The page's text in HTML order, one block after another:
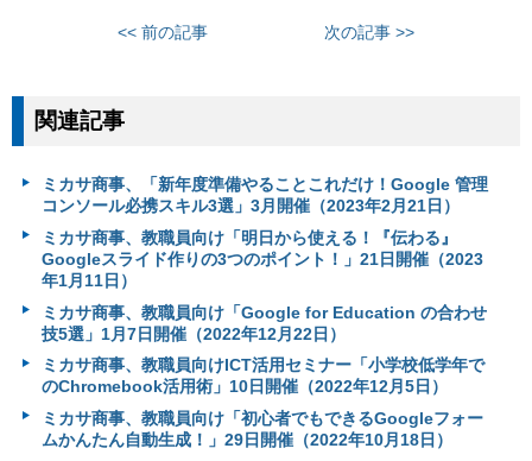
<< 前の記事 次の記事 >>
関連記事
ミカサ商事、「新年度準備やることこれだけ！Google 管理
コンソール必携スキル3選」3月開催（2023年2月21日）
ミカサ商事、教職員向け「明日から使える！『伝わる』
Googleスライド作りの3つのポイント！」21日開催（2023
年1月11日）
ミカサ商事、教職員向け「Google for Education の合わせ
技5選」1月7日開催（2022年12月22日）
ミカサ商事、教職員向けICT活用セミナー「小学校低学年で
のChromebook活用術」10日開催（2022年12月5日）
ミカサ商事、教職員向け「初心者でもできるGoogleフォー
ムかんたん自動生成！」29日開催（2022年10月18日）